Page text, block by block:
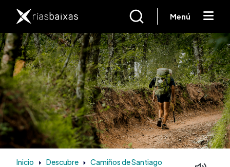
Menú
Inicio Descubre Camiños de Santiago